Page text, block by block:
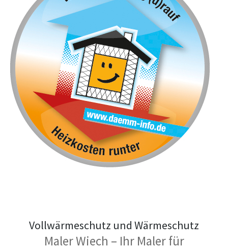
Vollwärmeschutz und Wärmeschutz
Maler Wiech – Ihr Maler für